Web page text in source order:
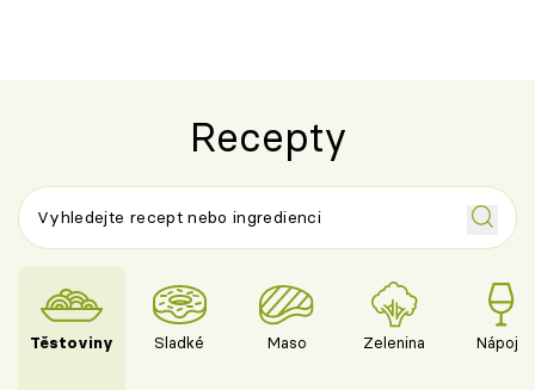
Recepty
Těstoviny Sladké Maso Zelenina Nápoje